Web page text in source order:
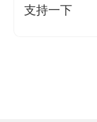
支持一下